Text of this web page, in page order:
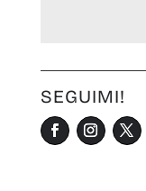
SEGUIMI!